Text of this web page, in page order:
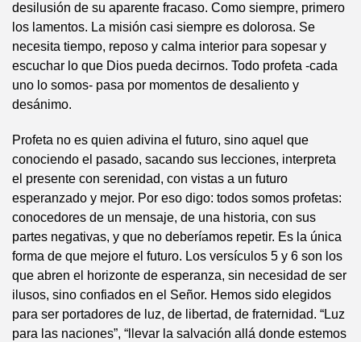
desilusión de su aparente fracaso. Como siempre, primero
los lamentos. La misión casi siempre es dolorosa. Se
necesita tiempo, reposo y calma interior para sopesar y
escuchar lo que Dios pueda decirnos. Todo profeta -cada
uno lo somos- pasa por momentos de desaliento y
desánimo.
Profeta no es quien adivina el futuro, sino aquel que
conociendo el pasado, sacando sus lecciones, interpreta
el presente con serenidad, con vistas a un futuro
esperanzado y mejor. Por eso digo: todos somos profetas:
conocedores de un mensaje, de una historia, con sus
partes negativas, y que no deberíamos repetir. Es la única
forma de que mejore el futuro. Los versículos 5 y 6 son los
que abren el horizonte de esperanza, sin necesidad de ser
ilusos, sino confiados en el Señor. Hemos sido elegidos
para ser portadores de luz, de libertad, de fraternidad. “Luz
para las naciones”, “llevar la salvación allá donde estemos